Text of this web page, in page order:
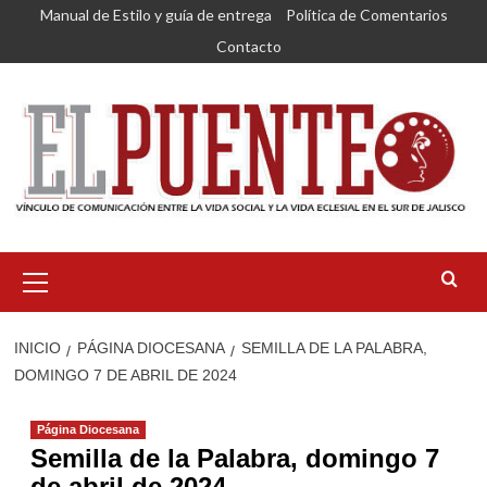
Saltar
contenido
Manual de Estilo y guía de entrega
Política de Comentarios
Contacto
primario
INICIO PÁGINA DIOCESANA
SEMILLA DE LA PALABRA,
DOMINGO 7 DE ABRIL DE 2024
Página Diocesana
Semilla de la Palabra, domingo 7